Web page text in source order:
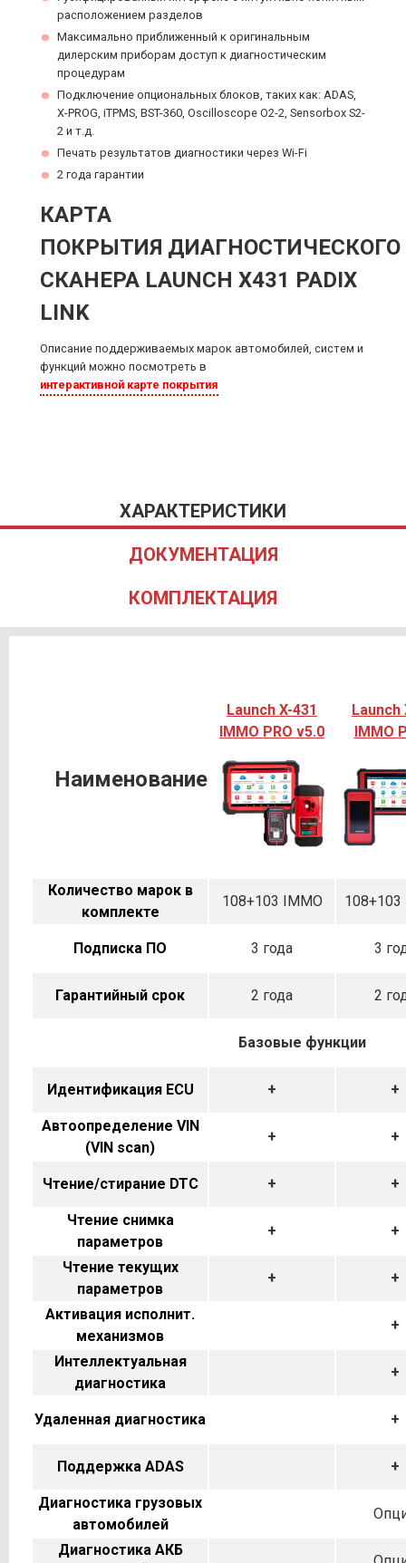
расположением разделов
Максимально приближенный к оригинальным
дилерским приборам доступ к диагностическим
процедурам
Подключение опциональных блоков, таких как: ADAS,
X-PROG, iTPMS, BST-360, Oscilloscope O2-2, Sensorbox S2-
2 и т.д.
Печать результатов диагностики через Wi-Fi
2 года гарантии
КАРТА
ПОКРЫТИЯ ДИАГНОСТИЧЕСКОГО
СКАНЕРА LAUNCH X431 PADIX
LINK
Описание поддерживаемых марок автомобилей, систем и
функций можно посмотреть в
интерактивной карте покрытия
ХАРАКТЕРИСТИКИ
ДОКУМЕНТАЦИЯ
КОМПЛЕКТАЦИЯ
Наименование
Launch X-431
IMMO PRO v5.0
Launch
IMMO
Количество марок в
комплекте
108+103 IMMO 108+103
Подписка ПО 3 года 3
Гарантийный срок 2 года 2
Базовые функции
Идентификация ECU + +
Автоопределение VIN
(VIN scan)
+ +
Чтение/стирание DTC + +
Чтение снимка
параметров
+ +
Чтение текущих
параметров
+ +
Активация исполнит.
механизмов
+
Интеллектуальная
диагностика
+
Удаленная диагностика +
Поддержка ADAS +
Диагностика грузовых
автомобилей
Диагностика АКБ